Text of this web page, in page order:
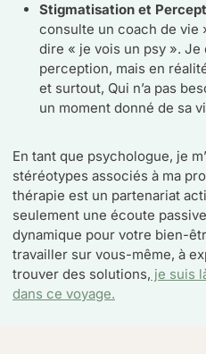
Stigmatisation et
consulte un coach de vie
dire « je vois un psy ».
perception, mais en
et surtout, Qui n’a pas
un moment donné de sa
En tant que psychologue, je
stéréotypes associés à ma
thérapie est un partenariat
seulement une écoute
dynamique pour votre bien-
travailler sur vous-même, à
trouver des solutions, je suis
dans ce voyage.